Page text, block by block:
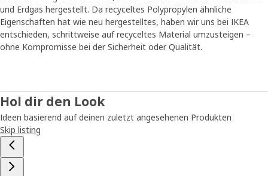
und Erdgas hergestellt. Da recyceltes Polypropylen ähnliche
Eigenschaften hat wie neu hergestelltes, haben wir uns bei IKEA
entschieden, schrittweise auf recyceltes Material umzusteigen –
ohne Kompromisse bei der Sicherheit oder Qualität.
Hol dir den Look
Ideen basierend auf deinen zuletzt angesehenen Produkten
Skip listing